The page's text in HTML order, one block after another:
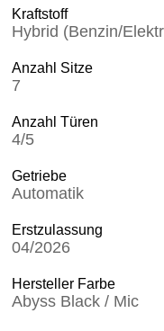
Kraftstoff
Hybrid (Benzin/
Anzahl Sitze
7
Anzahl Türen
4/5
Getriebe
Automatik
Erstzulassung
04/2026
Hersteller Farbe
Abyss Black / Mic